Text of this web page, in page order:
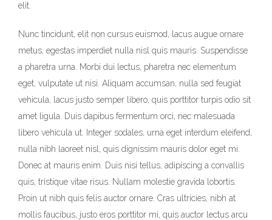
elit.
Nunc tincidunt, elit non cursus euismod, lacus augue ornare
metus, egestas imperdiet nulla nisl quis mauris. Suspendisse
a pharetra urna. Morbi dui lectus, pharetra nec elementum
eget, vulputate ut nisi. Aliquam accumsan, nulla sed feugiat
vehicula, lacus justo semper libero, quis porttitor turpis odio sit
amet ligula. Duis dapibus fermentum orci, nec malesuada
libero vehicula ut. Integer sodales, urna eget interdum eleifend,
nulla nibh laoreet nisl, quis dignissim mauris dolor eget mi.
Donec at mauris enim. Duis nisi tellus, adipiscing a convallis
quis, tristique vitae risus. Nullam molestie gravida lobortis.
Proin ut nibh quis felis auctor ornare. Cras ultricies, nibh at
mollis faucibus, justo eros porttitor mi, quis auctor lectus arcu